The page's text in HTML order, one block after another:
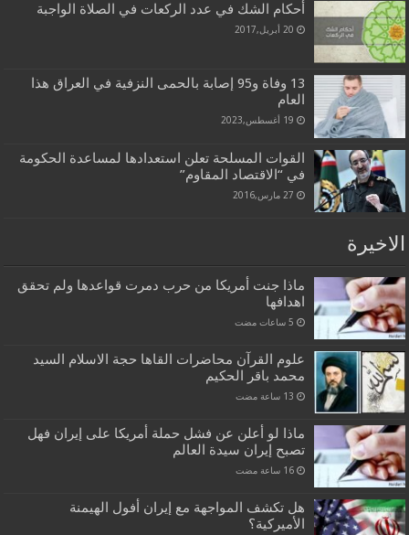
أحكام الشك في عدد الركعات في الصلاة الواجبة
20 أبريل,2017
13 وفاة و95 إصابة بالحمى النزفية في العراق هذا
العام
19 أغسطس,2023
القوات المسلحة تعلن استعدادها لمساعدة الحكومة
في “الاقتصاد المقاوم”
27 مارس,2016
الاخيرة
ماذا جنت أمريكا من حرب دمرت قواعدها ولم تحقق
اهدافها
علوم القرآن محاضرات القاها حجة الاسلام السيد
محمد باقر الحكيم
ماذا لو أعلن عن فشل حملة أمريكا على إيران فهل
تصبح إيران سيدة العالم
‏16 ساعة مضت
هل تكشف المواجهة مع إيران أفول الهيمنة
الأميركية؟